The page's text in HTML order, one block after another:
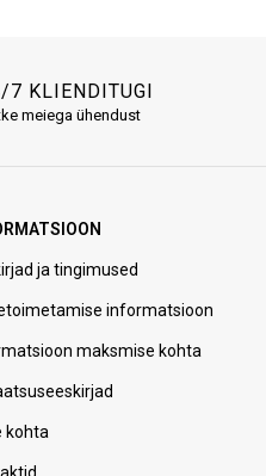
7 KLIENDITUGI
meiega ühendust
ja tingimused
informatsioon
maksmise kohta
kohta